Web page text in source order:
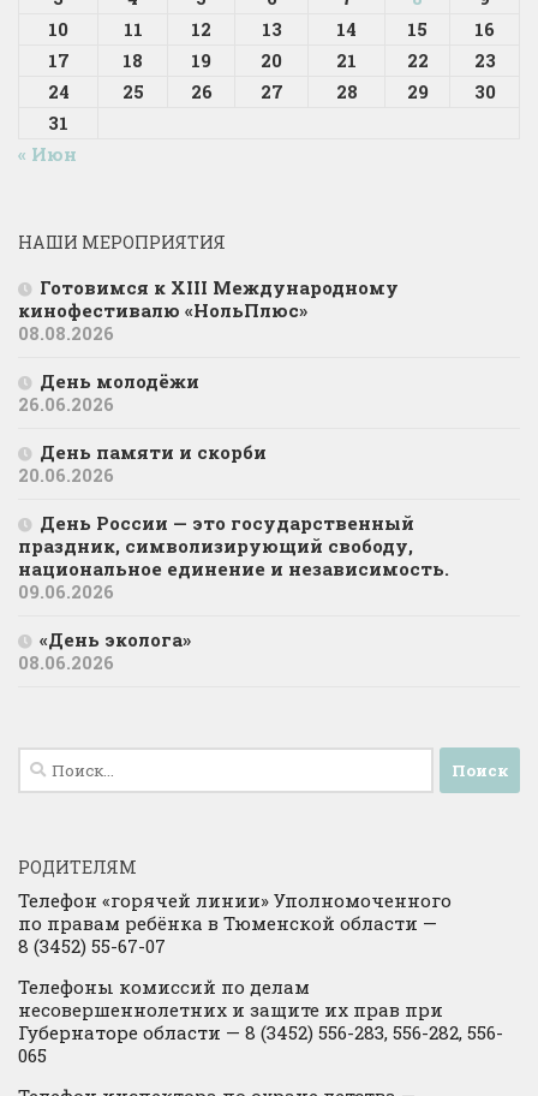
10
11 12 13 14 15
16
17
18 19 20 21 22
23
24
25 26 27 28 29
30
31
« Июн
НАШИ МЕРОПРИЯТИЯ
Готовимся к XIII Международному
кинофестивалю «НольПлюс»
08.08.2026
День молодёжи
26.06.2026
День памяти и скорби
20.06.2026
День России — это государственный
праздник, символизирующий свободу,
национальное единение и независимость.
09.06.2026
«День эколога»
08.06.2026
Найти:
РОДИТЕЛЯМ
Телефон «горячей линии» Уполномоченного
по правам ребёнка в Тюменской области —
8 (3452) 55-67-07
Телефоны комиссий по делам
несовершеннолетних и защите их прав при
Губернаторе области — 8 (3452) 556-283, 556-282, 556-
065